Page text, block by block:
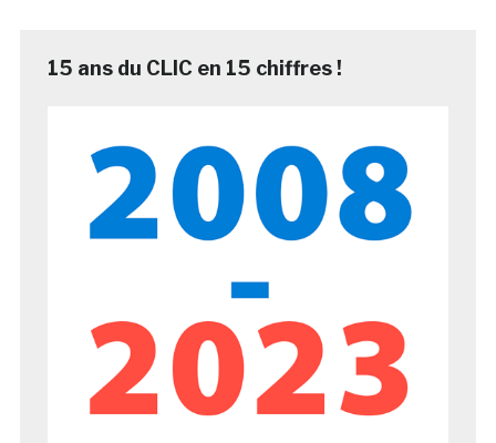
15 ans du CLIC en 15 chiffres !